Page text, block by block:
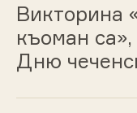
Викторина
къоман
Дню